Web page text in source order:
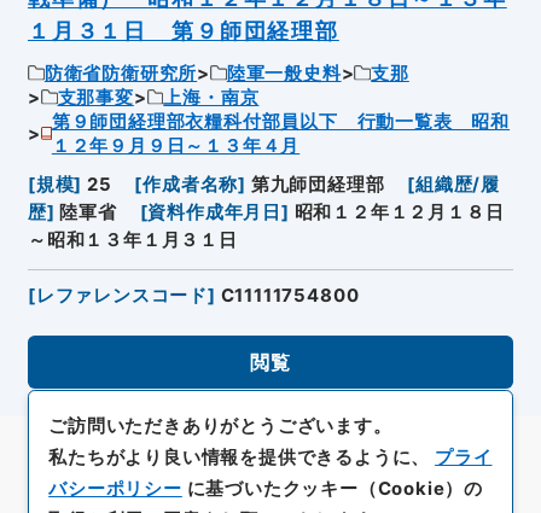
１月３１日 第９師団経理部
防衛省防衛研究所 陸軍一般史料
支那
支那事変
上海・南京
第９師団経理部衣糧科付部員以下 行動一覧表 昭和
１２年９月９日～１３年４月
[規模] 25 [作成者名称] 第九師団経理部 [組織歴/履
歴] 陸軍省 [資料作成年月日] 昭和１２年１２月１８日
～昭和１３年１月３１日
[レファレンスコード] C11111754800
閲覧
ご訪問いただきありがとうございます。
私たちがより良い情報を提供できるように、 プライ
バシーポリシー に基づいたクッキー（Cookie）の